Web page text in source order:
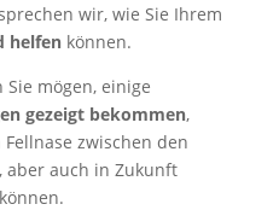
wir, wie Sie Ihrem
helfenkönnen.
Sie mögen, einige
gezeigt bekommen,
zwischen den
aber auch in Zukunft